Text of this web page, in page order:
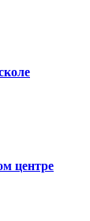
центре